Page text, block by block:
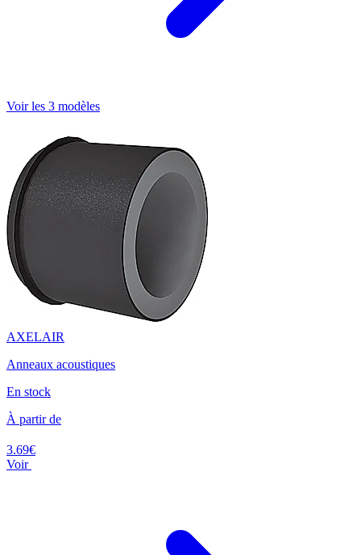
Voir les 3 modèles
AXELAIR
Anneaux acoustiques
En stock
À partir de
3.69€
Voir